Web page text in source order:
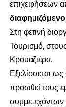
επιχειρήσεων
Στη φετινή
Τουρισμό,
Κρουαζιέρα.
Εξελίσσεται
προωθεί τους
συμμετεχόντων